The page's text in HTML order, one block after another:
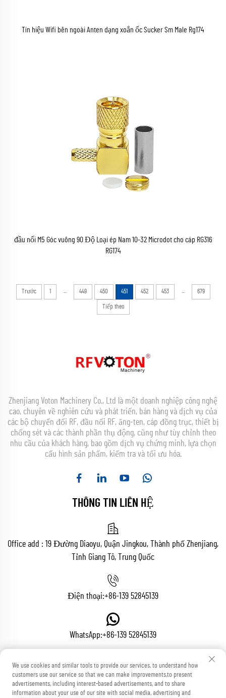
Tín hiệu Wifi bên ngoài Anten dạng xoắn ốc Sucker Sm Male Rg174
đầu nối M5 Góc vuông 90 Độ Loại ép Nam 10-32 Microdot cho cáp RG316
RG174
Trước 1 ... 449 450 451 452 453 ... 679
Tiếp theo
Zhenjiang Voton Machinery Co., Ltd là một doanh nghiệp công nghệ
cao, chuyên về nghiên cứu và phát triển, bán hàng và dịch vụ của
các bộ chuyển đổi RF, đầu nối RF, ăng-ten, cáp đồng trục, thiết bị
chống sét và các thành phần thụ động, cũng như tùy chỉnh theo
nhu cầu của khách hàng, bao gồm dịch vụ chứng minh, lựa chọn
cấu hình sản phẩm, kiểm tra và tối ưu hóa.
THÔNG TIN LIÊN HỆ
Office add : 19 Đường Diaoyu, Quận Jingkou, Thành phố Zhenjiang,
Tỉnh Giang Tô, Trung Quốc
Điện thoại:+86-139 52845139
WhatsApp:+86-139 52845139
Email:[email protected]
We use cookies and similar tools to provide our services, to understand how
customers use our service so that we can make improvements,to present
advertisements, including interest-based advertisements, and to share
information about your use of our site with social media, advertising and